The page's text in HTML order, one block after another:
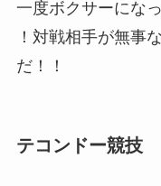
一度ボクサーにな
！対戦相手が無事
だ！！
テコンドー競技